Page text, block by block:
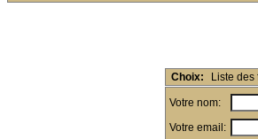
Choix: Liste des
Votre nom:
Votre email: